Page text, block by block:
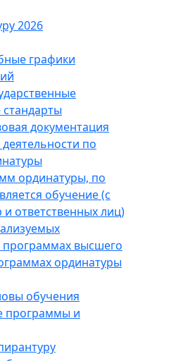
2026
графики
документация
по
ординатуры, по
обучение (с
ответственных лиц)
высшего
ординатуры
обучения
программы и